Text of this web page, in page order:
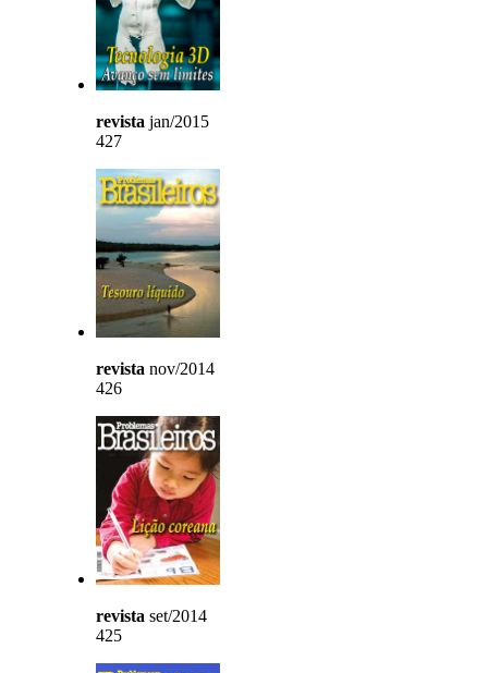
revista jan/2015
427
revista nov/2014
426
revista set/2014
425